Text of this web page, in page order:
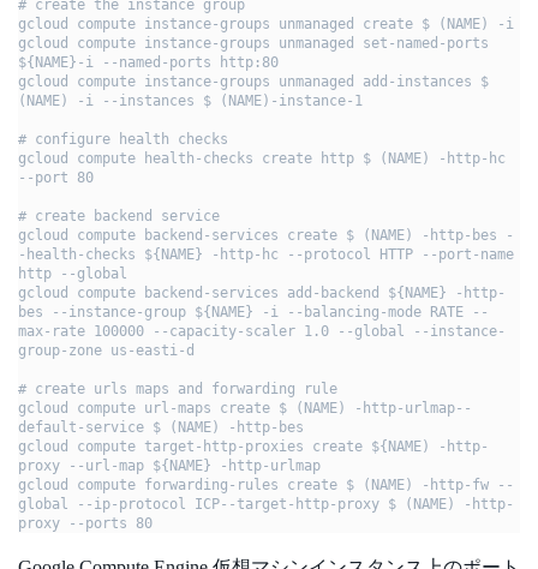
# create the instance group
gcloud compute instance-groups unmanaged create $ (NAME) -i
gcloud compute instance-groups unmanaged set-named-ports
${NAME}-i --named-ports http:80
gcloud compute instance-groups unmanaged add-instances $
(NAME) -i --instances $ (NAME)-instance-1
# configure health checks
gcloud compute health-checks create http $ (NAME) -http-hc
--port 80
# create backend service
gcloud compute backend-services create $ (NAME) -http-bes -
-health-checks ${NAME} -http-hc --protocol HTTP --port-name
http --global
gcloud compute backend-services add-backend ${NAME} -http-
bes --instance-group ${NAME} -i --balancing-mode RATE --
max-rate 100000 --capacity-scaler 1.0 --global --instance-
group-zone us-easti-d
# create urls maps and forwarding rule
gcloud compute url-maps create $ (NAME) -http-urlmap--
default-service $ (NAME) -http-bes
gcloud compute target-http-proxies create ${NAME) -http-
proxy --url-map ${NAME} -http-urlmap
gcloud compute forwarding-rules create $ (NAME) -http-fw --
global --ip-protocol ICP--target-http-proxy $ (NAME) -http-
proxy --ports 80